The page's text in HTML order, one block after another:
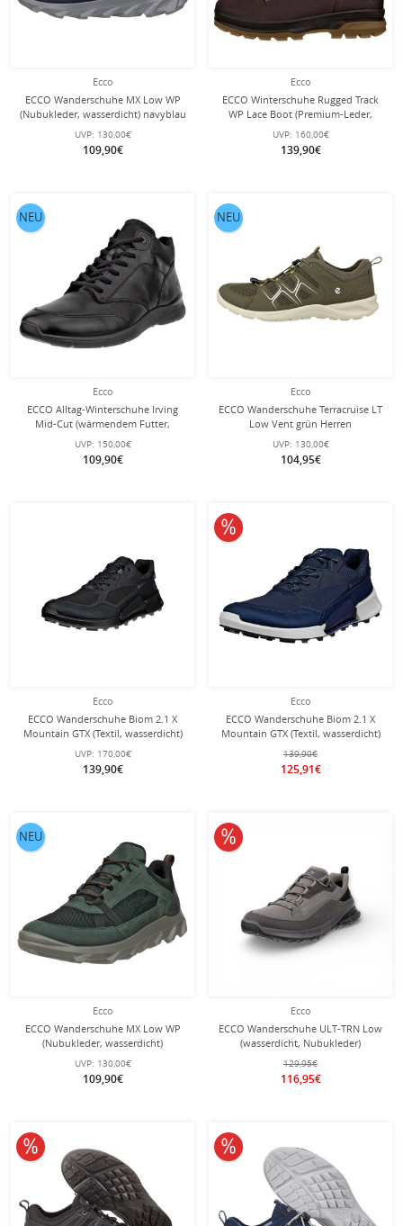
Ecco
ECCO Wanderschuhe MX Low WP
(Nubukleder, wasserdicht) navyblau
Herren
UVP: 130,00€
109,90€
Ecco
ECCO Winterschuhe Rugged Track
WP Lace Boot (Premium-Leder,
wasserdicht) dunkelbraun Herren
UVP: 160,00€
139,90€
Ecco
ECCO Alltag-Winterschuhe Irving
Mid-Cut (wärmendem Futter,
Premium-Leder) schwarz Herren
UVP: 150,00€
109,90€
NEU
Ecco
ECCO Wanderschuhe Terracruise LT
Low Vent grün Herren
UVP: 130,00€
104,95€
NEU
Ecco
ECCO Wanderschuhe Biom 2.1 X
Mountain GTX (Textil, wasserdicht)
schwarz Herren
UVP: 170,00€
139,90€
Ecco
ECCO Wanderschuhe Biom 2.1 X
Mountain GTX (Textil, wasserdicht)
blau Herren
139,90€
125,91€
10% reduziert
Ecco
ECCO Wanderschuhe MX Low WP
(Nubukleder, wasserdicht)
dunkelgrün Herren
UVP: 130,00€
109,90€
NEU
Ecco
ECCO Wanderschuhe ULT-TRN Low
(wasserdicht, Nubukleder)
magnetgrau Herren
129,95€
116,95€
10% reduziert
10% reduziert 10% reduziert